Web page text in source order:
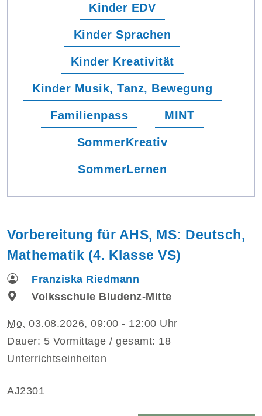
Kinder EDV
Kinder Sprachen
Kinder Kreativität
Kinder Musik, Tanz, Bewegung
Familienpass MINT
SommerKreativ
SommerLernen
Vorbereitung für AHS, MS: Deutsch,
Mathematik (4. Klasse VS)
Franziska Riedmann
Volksschule Bludenz-Mitte
Mo. 03.08.2026, 09:00 - 12:00 Uhr
Dauer: 5 Vormittage / gesamt: 18
Unterrichtseinheiten
AJ2301